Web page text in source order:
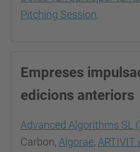
Pitching Session.
Empreses
edicions anteriors
Advanced Algorithms SL
Carbon,Algorae,ARTIVIT